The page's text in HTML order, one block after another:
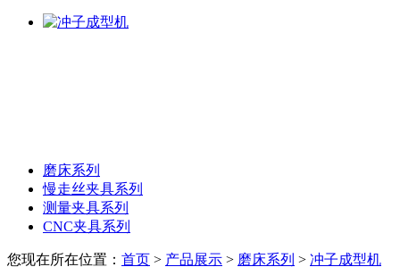
磨床系列
慢走丝夹具系列
测量夹具系列
CNC夹具系列
您现在所在位置： 首页 > 产品展示 > 磨床系列 > 冲子成型机